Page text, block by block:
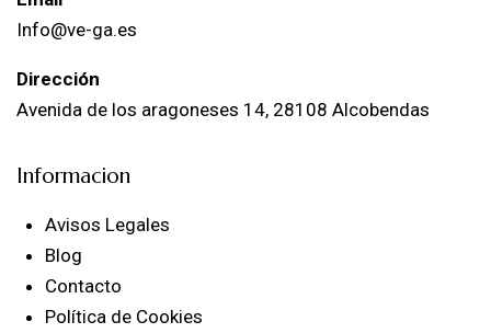
Info@ve-ga.es
Dirección
Avenida de los aragoneses 14, 28108 Alcobendas
Informacion
Avisos Legales
Blog
Contacto
Política de Cookies